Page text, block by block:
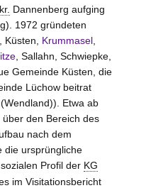
Dannenberg aufging
). 1972 gründeten
Küsten, Krummasel,
, Sallahn, Schwiepke,
Gemeinde Küsten , die
Lüchowbeitrat
). Etwa ab
über den Bereich des
nach dem
die ursprüngliche
Profil der KG
im Visitationsbericht